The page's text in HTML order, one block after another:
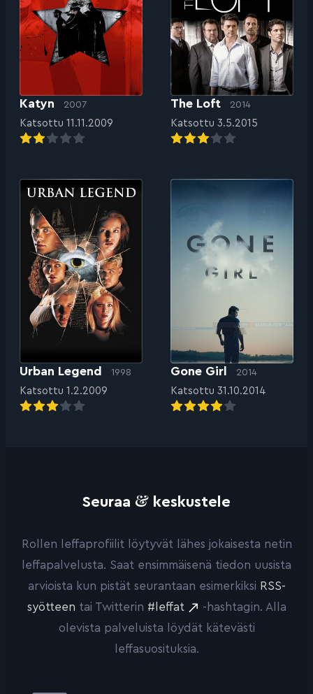
Katyn 2007
Katsottu 11.11.2009
The Loft 2014
Katsottu 3.5.2015
Urban Legend 1998
Katsottu 1.2.2009
Gone Girl 2014
Katsottu 31.10.2014
Seuraa & keskustele
Rollen leffaprofiilit löytyvät lähes jokaisesta netin
leffapalvelusta. Saat ensimmäisenä tiedon uusista
arvioista kun pistät seurantaan esimerkiksi RSS-
syötteen tai Twitterin #leffat
-hashtagin. Alla
olevista palveluista löydät kätevästi
leffasuosituksia.